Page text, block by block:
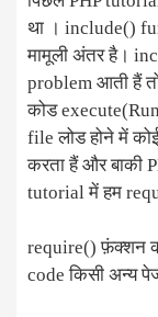
था । include()
मामूली अंतर है।
problem आती हैं
कोड
file लोड होने में
करता हैं और बाकी
tutorial में हम
require() फ़ंक्शन
code किसी अन्य